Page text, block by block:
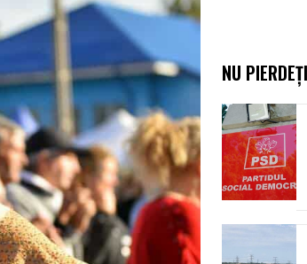
NU PIERDEȚI